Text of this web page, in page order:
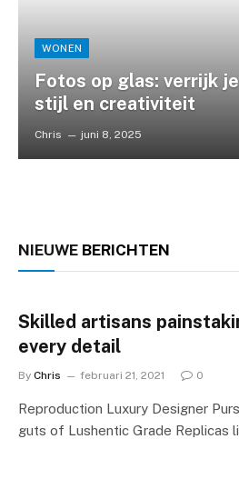
WONEN
Fotos op glas: verrijk
stijl en creativiteit
Chris juni 8, 2025
NIEUWE BERICHTEN
Skilled artisans
every detail
By Chris februari 21, 2021 0
Reproduction Luxury Designer
guts of Lushentic Grade Replicas